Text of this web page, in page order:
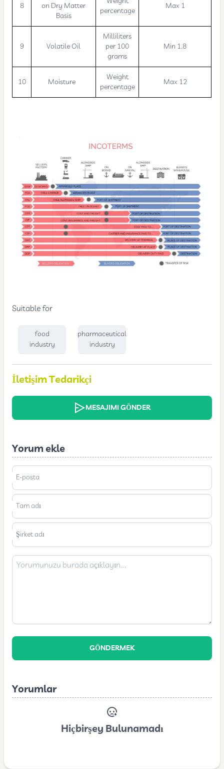
8
on Dry Matter
Basis
percentage
Max 1
9 Volatile Oil
Milliliters
per 100
grams
Min 1.8
10 Moisture
Weight
percentage
Max 12
Suitable for
food
industry
pharmaceutical
industry
İletişim Tedarikçi
MESAJIMI GÖNDER
Yorum ekle
E-posta
Tam adı
Şirket adı
GÖNDERMEK
Yorumlar
Hiçbirşey Bulunamadı